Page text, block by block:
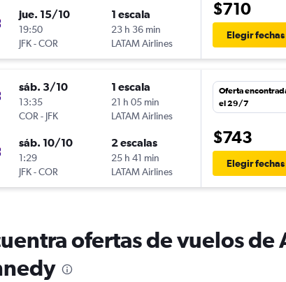
jue. 15/10
19:50
JFK-COR
1 escala
23 h 36 min
LATAM Airlines
$710
Elegir fechas
sáb. 3/10
13:35
COR- JFK
1 escala
21 h 05 min
LATAM Airlines
sáb. 10/10
1:29
JFK-COR
2 escalas
25 h 41 min
LATAM Airlines
Oferta
el 29/7
$743
Elegir fechas
ofertas de vuelos de